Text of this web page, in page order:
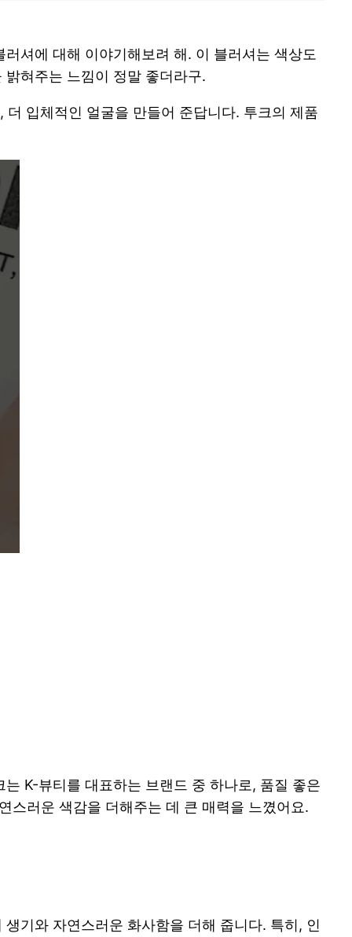
셔에 대해 이야기해보려 해. 이 블러셔는 색상도
혀주는 느낌이 정말 좋더라구.
입체적인 얼굴을 만들어 준답니다. 투크의 제품
K-뷰티를 대표하는 브랜드 중 하나로, 품질 좋은
스러운 색감을 더해주는 데 큰 매력을 느꼈어요.
기와 자연스러운 화사함을 더해 줍니다. 특히, 인